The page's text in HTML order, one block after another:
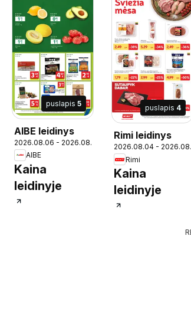
puslapis 5
AIBE leidinys
2026.08.06 - 2026.08.18
AIBE
Kaina
leidinyje
puslapis 4
Rimi leidinys
2026.08.04 -
Rimi
Kaina
leidinyje